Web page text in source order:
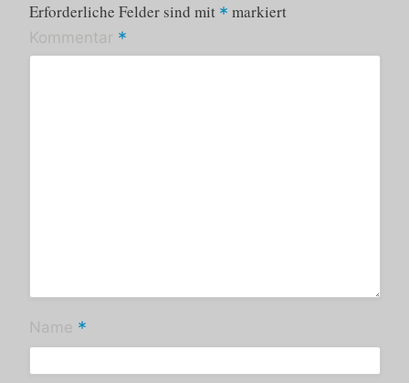
Erforderliche Felder sind mit * markiert
Kommentar *
Name *